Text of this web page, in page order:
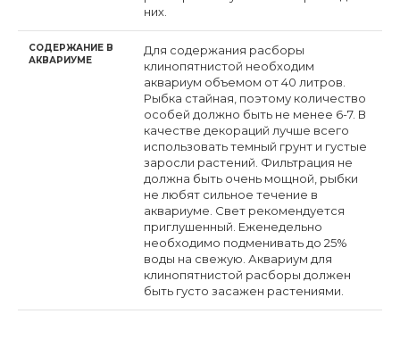
них.
СОДЕРЖАНИЕ В
АКВАРИУМЕ
Для содержания расборы
клинопятнистой необходим
аквариум объемом от 40 литров.
Рыбка стайная, поэтому количество
особей должно быть не менее 6-7. В
качестве декораций лучше всего
использовать темный грунт и густые
заросли растений. Фильтрация не
должна быть очень мощной, рыбки
не любят сильное течение в
аквариуме. Свет рекомендуется
приглушенный. Еженедельно
необходимо подменивать до 25%
воды на свежую. Аквариум для
клинопятнистой расборы должен
быть густо засажен растениями.